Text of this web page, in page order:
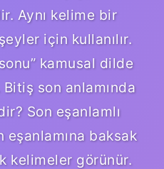
Aynı kelime bir
için kullanılır.
kamusal dilde
son anlamında
Son eşanlamlı
eşanlamına baksak
kelimeler görünür.